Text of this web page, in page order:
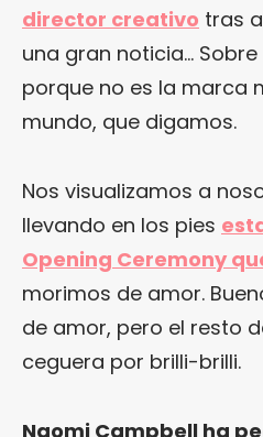
director creativo tras
una gran noticia…
porque no es la marca
mundo, que digamos.
Nos visualizamos a
llevando en los pies
Opening Ceremony
morimos de amor.
de amor, pero el resto
ceguera por brilli-brilli.
Naomi Campbell ha